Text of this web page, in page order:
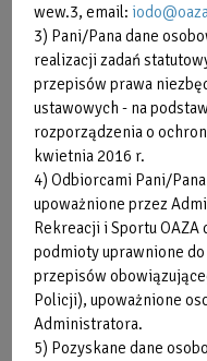
wew.3, email:
3) Pani/Pana dane
realizacji zadań
przepisów prawa
ustawowych - na
rozporządzenia o
kwietnia 2016 r.
4) Odbiorcami Pani/
upoważnione przez
Rekreacji i Sportu OAZA
podmioty uprawnione
przepisów
Policji), upoważnione
Administratora.
5) Pozyskane dane